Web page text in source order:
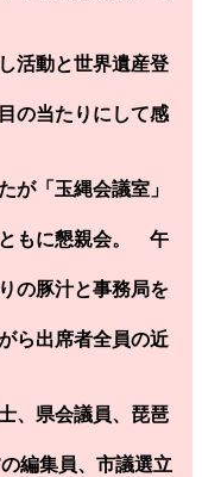
活動と世界遺産登
の当たりにして感
が「玉縄会議室」
もに懇親会。 午
の豚汁と事務局を
ら出席者全員の近
、県会議員、琵琶
編集員、市議選立